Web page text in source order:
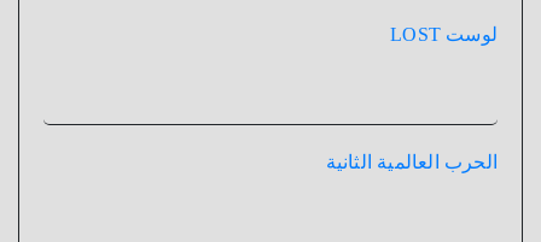
لوست LOST
الحرب العالمية الثانية